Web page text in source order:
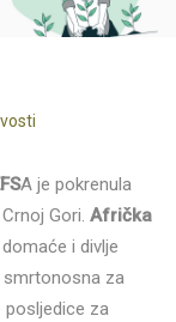
A je pokrenula
Gori. Afrička
i divlje
smrtonosna za
posljedice za